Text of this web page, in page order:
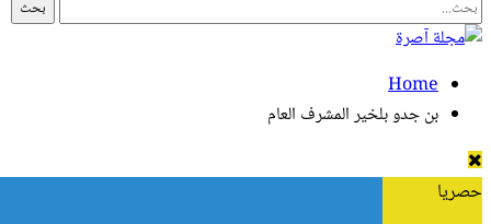
Home
بن جدو بلخير المشرف العام
حصريا